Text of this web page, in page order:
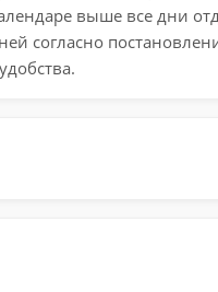
выше все дни
согласно